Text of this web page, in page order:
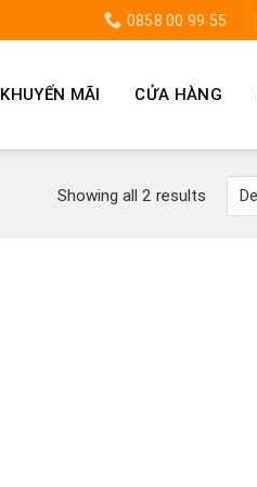
0858 00 99 55
KHUYẾN MÃI CỬA HÀNG
Showing all 2 results